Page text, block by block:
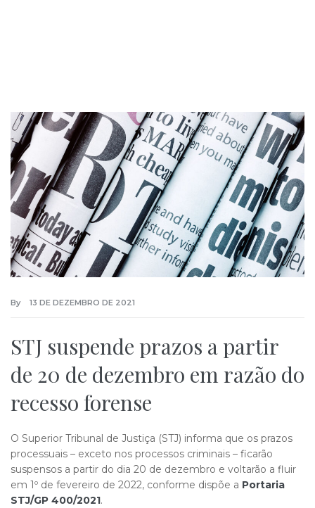
By 13 DE DEZEMBRO DE 2021
STJ suspende prazos a partir
de 20 de dezembro em razão do
recesso forense
O Superior Tribunal de Justiça (STJ) informa que os prazos
processuais – exceto nos processos criminais – ficarão
suspensos a partir do dia 20 de dezembro e voltarão a fluir
em 1º de fevereiro de 2022, conforme dispõe a Portaria
STJ/GP 400/2021.